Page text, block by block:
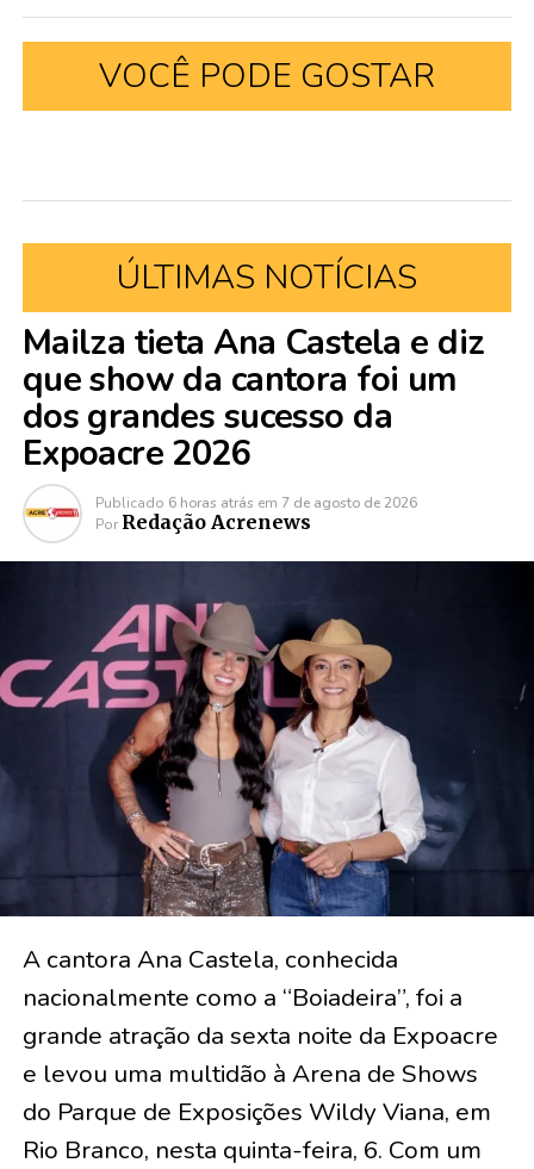
VOCÊ PODE GOSTAR
ÚLTIMAS NOTÍCIAS
Mailza tieta Ana Castela e diz
que show da cantora foi um
dos grandes sucesso da
Expoacre 2026
Publicado 6 horas atrás em 7 de agosto de 2026
Por Redação Acrenews
A cantora Ana Castela, conhecida
nacionalmente como a “Boiadeira”, foi a
grande atração da sexta noite da Expoacre
e levou uma multidão à Arena de Shows
do Parque de Exposições Wildy Viana, em
Rio Branco, nesta quinta-feira, 6. Com um